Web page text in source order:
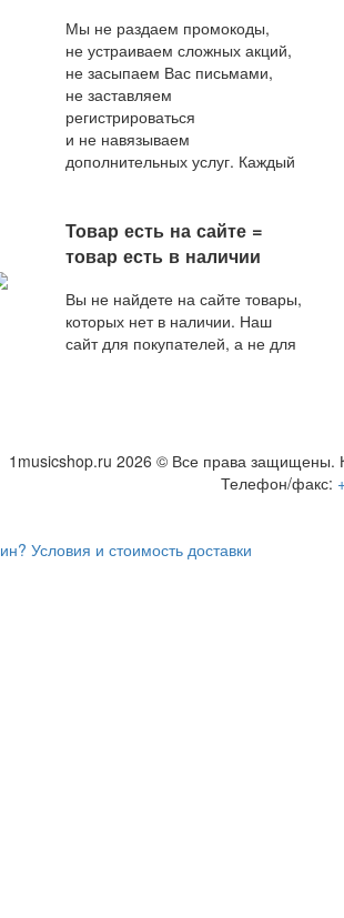
Мы не раздаем промокоды,
не устраиваем сложных акций,
не засыпаем Вас письмами,
не заставляем
регистрироваться
и не навязываем
дополнительных услуг. Каждый
заказа он получает
оптимальное по стоимости
и качеству предложение
от наших специалистов.
Товар есть на сайте =
товар есть в наличии
Вы не найдете на сайте товары,
которых нет в наличии. Наш
сайт для покупателей, а не для
1musicshop.ru 2026 © Все права защищены.
Телефон/факс:
Условия и стоимость доставки